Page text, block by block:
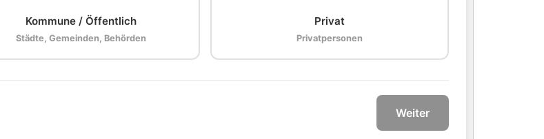
Kommune / Öffentlich
Städte, Gemeinden, Behörden
Privat
Privatpersonen
Weiter